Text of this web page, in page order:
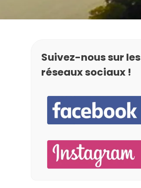
Suivez-nous sur les
réseaux sociaux !